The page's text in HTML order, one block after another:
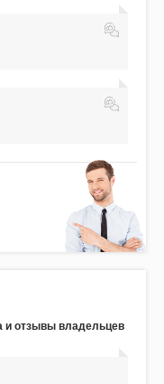
и отзывы владельцев